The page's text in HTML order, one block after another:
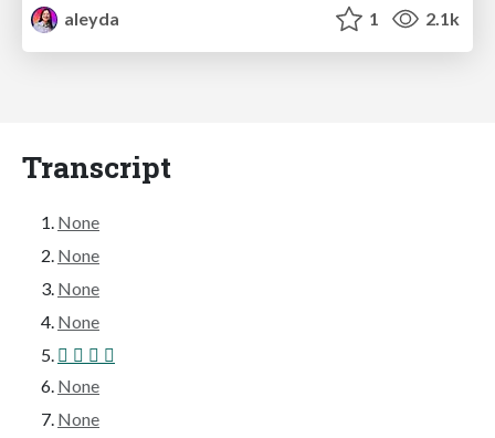
aleyda
1 2.1k
Transcript
None
None
None
None
   
None
None